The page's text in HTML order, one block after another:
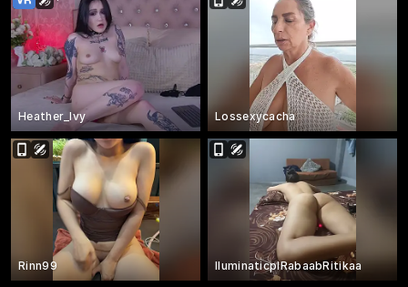
Heather_Ivy Lossexycacha
Rinn99 IluminaticplRabaabRitikaa